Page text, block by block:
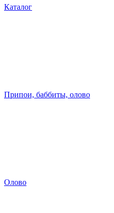
Каталог
Припои, баббиты, олово
Олово